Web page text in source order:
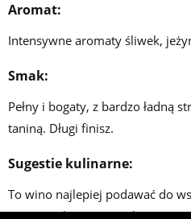
Aromat:
Intensywne aromaty śliwek,
Smak:
Pełny i bogaty, z bardzo ładną
taniną. Długi finisz.
Sugestie kulinarne:
To wino najlepiej podawać do